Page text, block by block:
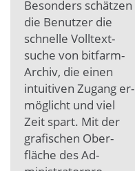
Be­son­ders schät­zen
die Be­nut­zer die
schnel­le Voll­text­
suche von bitfarm-
Archiv, die einen
intui­tiven Zugang er­
mög­licht und viel
Zeit spart. Mit der
gra­fischen Ober­
fläche des Ad­